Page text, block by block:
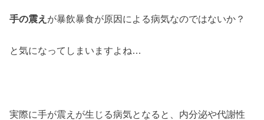
手の震え が暴飲暴食が原因による病気なのではないか？
と気になってしまいますよね…
実際に手が震えが生じる病気となると、内分泌や代謝性